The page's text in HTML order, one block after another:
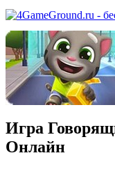
Игра
Онлайн